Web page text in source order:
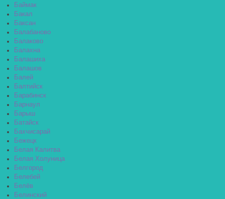
Баймак
Бакал
Баксан
Балабаново
Балаково
Балахна
Балашиха
Балашов
Балей
Балтийск
Барабинск
Барнаул
Барыш
Батайск
Бахчисарай
Бежецк
Белая Калитва
Белая Холуница
Белгород
Белебей
Белёв
Белинский